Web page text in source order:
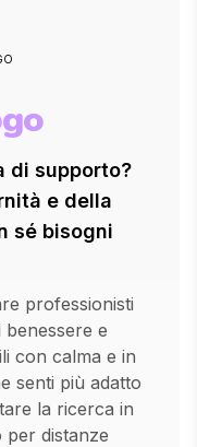
di supporto?
e della
sé bisogni
professionisti
e
con calma e in
senti più adatto
la ricerca in
per distanze